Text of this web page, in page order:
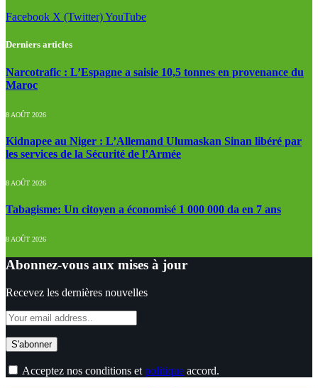
Facebook X (Twitter)YouTube
Derniers articles
Narcotrafic : L’Espagne a saisie 10,5 tonnes en provenance du
Maroc
8 AOÛT 2026
Kidnapee au Niger : L’Allemand Ulumaskan Sinan libéré par
les services de la Sécurité de l’Armée
8 AOÛT 2026
Tabagisme: Un citoyen a économisé 1 000 000 da en 7 ans
8 AOÛT 2026
Abonnez-vous aux mises à jour
Recevez les dernières nouvelles
Acceptez nos conditions et politique accord.